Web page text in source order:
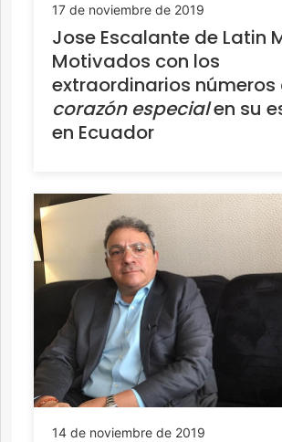
17 de noviembre de 2019
Jose Escalante de Latin
Motivados con los
extraordinarios números
corazón especialen su
en Ecuador
14 de noviembre de 2019